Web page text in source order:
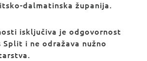
dalmatinska županija.
isključiva je odgovornost
Split i ne odražava nužno